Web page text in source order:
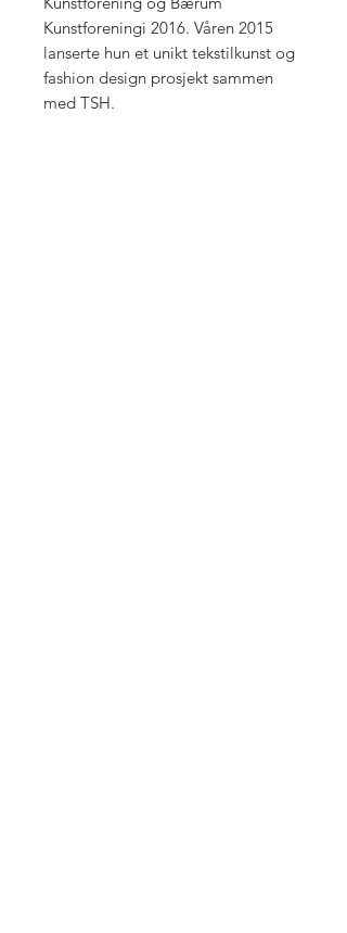
Kunstforeningi 2016. Våren 2015
lanserte hun et unikt tekstilkunst og
fashion design prosjekt sammen
med TSH.